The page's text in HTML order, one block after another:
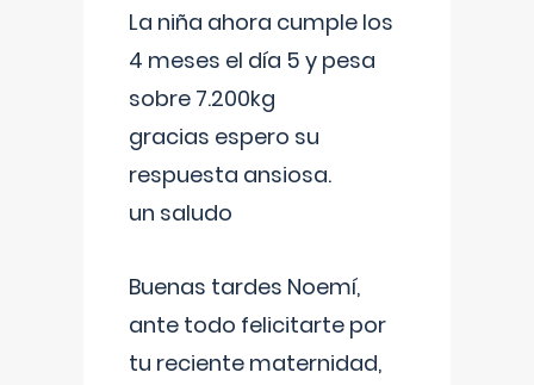
La niña ahora cumple los
4 meses el día 5 y pesa
sobre 7.200kg
gracias espero su
respuesta ansiosa.
un saludo
Buenas tardes Noemí,
ante todo felicitarte por
tu reciente maternidad,